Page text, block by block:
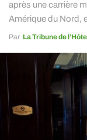
après une carrière
Amérique du Nord,
Par La Tribune de